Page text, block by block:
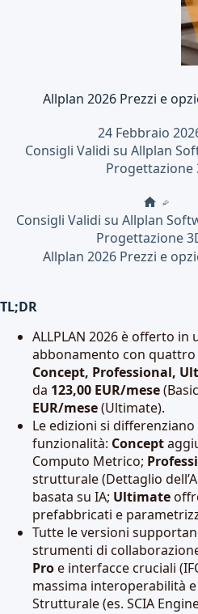
Allplan 2026 Prezzi e
24 Febbraio
Consigli Validi su Allplan
Progettazione
Home
Consigli Validi su Allplan
Progettazione
Allplan 2026 Prezzi e
TL;DR
ALLPLAN 2026 è offerto in
abbonamento con quattro
Concept, Professional,
da 123,00 EUR/mese
EUR/mese(Ultimate).
Le edizioni si
funzionalità: Concept
Computo Metrico;
strutturale (Dettaglio
basata su IA; Ultimate
prefabbricati e
Tutte le versioni
strumenti di
Proe interfacce cruciali
massima interoperabilità
Strutturale (es. SCIA